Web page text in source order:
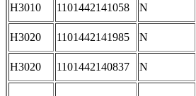
H3010 1101442141058 N
H3020 1101442141985 N
H3020 1101442140837 N